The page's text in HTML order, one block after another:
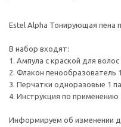
Estel Alpha Тонирующая пена
В набор входят:
1. Ампула с краской для
2. Флакон пенообразователь
3. Перчатки одноразовые 1
4. Инструкция по применению
Информируем об изменении